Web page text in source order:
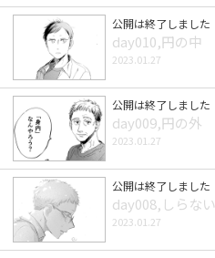
公開は終了しました
day010,円の中
2023.01.27
公開は終了しました
day009,円の外
2023.01.27
公開は終了しました
day008,しらな
2023.01.27